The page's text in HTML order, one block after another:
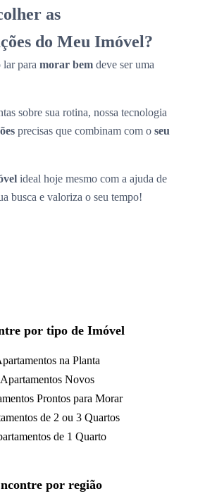
as
do Meu Imóvel?
para morar bem deve ser uma
sobre sua rotina, nossa tecnologia
precisas que combinam com o seu
ideal hoje mesmo com a ajuda de
busca e valoriza o seu tempo!
por tipo de Imóvel
na Planta
Apartamentos Novos
Prontos para Morar
de 2 ou 3 Quartos
de 1 Quarto
por região